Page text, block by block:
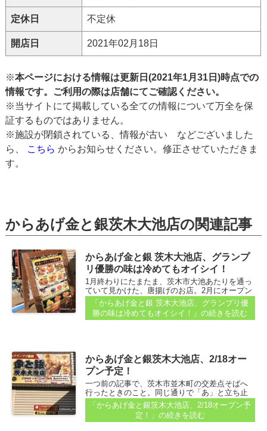
定休日 不定休
開店日 2021年02月18日
※本ページにおける情報は更新日(2021年1月31日)時点での
情報です。ご利用の際は店舗にてご確認ください。
※当サイトにて掲載している全ての情報について万全を保
証するものではありません。
※施設が閉鎖されている、情報が古い などございました
ら、 こちら からお知らせください。修正させていただきま
す。
からあげ金と銀茨木大池店の関連記事
からあげ金と銀 茨木大池店、グランプ
リ優勝の味は冷めてもオイシイ！
1月終わりにたまたま、茨木市大池あたりを通っ
ていて見かけた、唐揚げのお店。2月にオープン
するみたい～と、記事にしています。 ■【からあ
げ金と銀茨木大池店、2/18オープン予定！】
（2021年1月31日）記事参照...
「からあげ金と銀 茨木大池店、グランプリ優
勝の味は冷めてもオイシイ！」の続きを読む
からあげ金と銀茨木大池店、2/18オー
プン予定！
一つ前の記事で、茨木市並木町の交差点そばへ
行ったときのこと。同じ通りで「あ」と立ち止
まった場所があります。 「からあげ金と銀茨木
大池店」が2月中旬にオープンしますよ、という
お知らせが出ていました。 看板もしっかり出て
「からあげ金と銀茨木大池店、2/18オープン予
定！」 の続きを読む